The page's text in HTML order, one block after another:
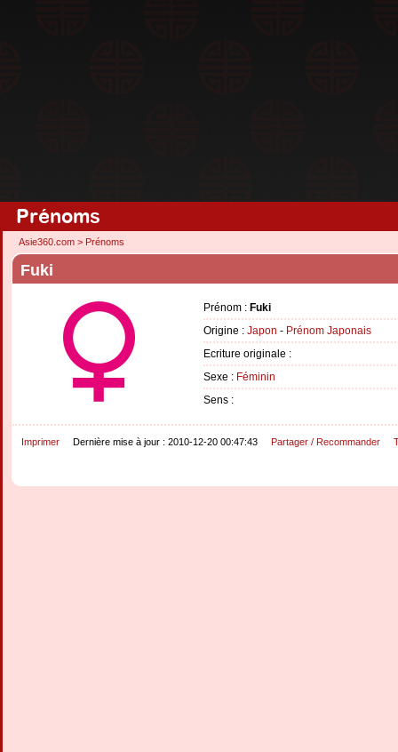
Prénoms
Asie360.com > Prénoms
Fuki
Prénom : Fuki
Origine : Japon - Prénom Japonais
Ecriture originale :
Sexe : Féminin
Sens :
Imprimer Dernière mise à jour : 2010-12-20 00:47:43 Partager / Recommander